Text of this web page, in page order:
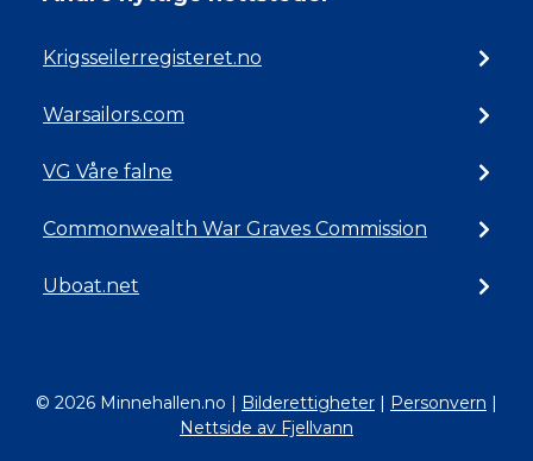
Krigsseilerregisteret.no
Warsailors.com
VG Våre falne
Commonwealth War Graves Commission
Uboat.net
© 2026 Minnehallen.no | Bilderettigheter | Personvern |
Nettside av Fjellvann